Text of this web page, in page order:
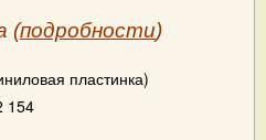
(подробности)
пластинка)
154